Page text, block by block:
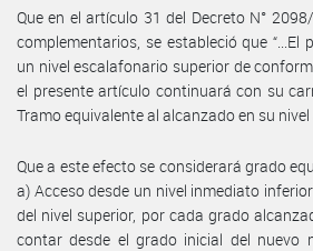
Que en el artículo 31 del Decreto N°
complementarios, se estableció que “...El
un nivel escalafonario superior de
el presente artículo continuará con su
Tramo equivalente al alcanzado en su nivel
Que a este efecto se considerará grado
a) Acceso desde un nivel inmediato
del nivel superior, por cada grado
contar desde el grado inicial del nuevo